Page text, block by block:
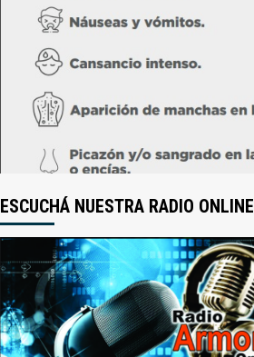
ESCUCHÁ NUESTRA RADIO ONLINE